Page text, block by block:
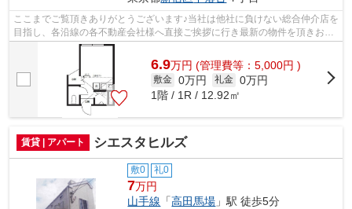
ここまでご覧頂きありがとうございます♪当社は他社に負けない総合仲介店を
目指し、各沿線の各不動産会社様へ直接ご挨拶に行き最新の物件を頂きお客
様へ提供しております！最新の情報は...
6.9万円 (管理費等：5,000円 )
敷金 0万円 礼金 0万円
1階 / 1R / 12.92㎡
賃貸 | アパート シエスタヒルズ
敷0 礼0
7万円
山手線 「高田馬場 」駅 徒歩5分